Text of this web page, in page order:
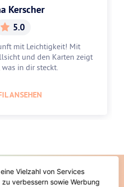
Kerscher
5.0
mit Leichtigkeit! Mit
und den Karten zeigt
was in dir steckt.
ANSEHEN
dir auch gefallen
Vielzahl von Services
verbessern sowie Werbung